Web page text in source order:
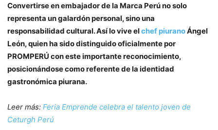
Convertirse en embajador de la Marca Perú no solo
representa un galardón personal, sino una
responsabilidad cultural. Así lo vive elchef piuranoÁngel
León, quien ha sido distinguido oficialmente por
PROMPERÚ con este importante reconocimiento,
posicionándose como referente de la identidad
gastronómica piurana.
Leer más: Feria Emprende celebra el talento joven de
Ceturgh Perú